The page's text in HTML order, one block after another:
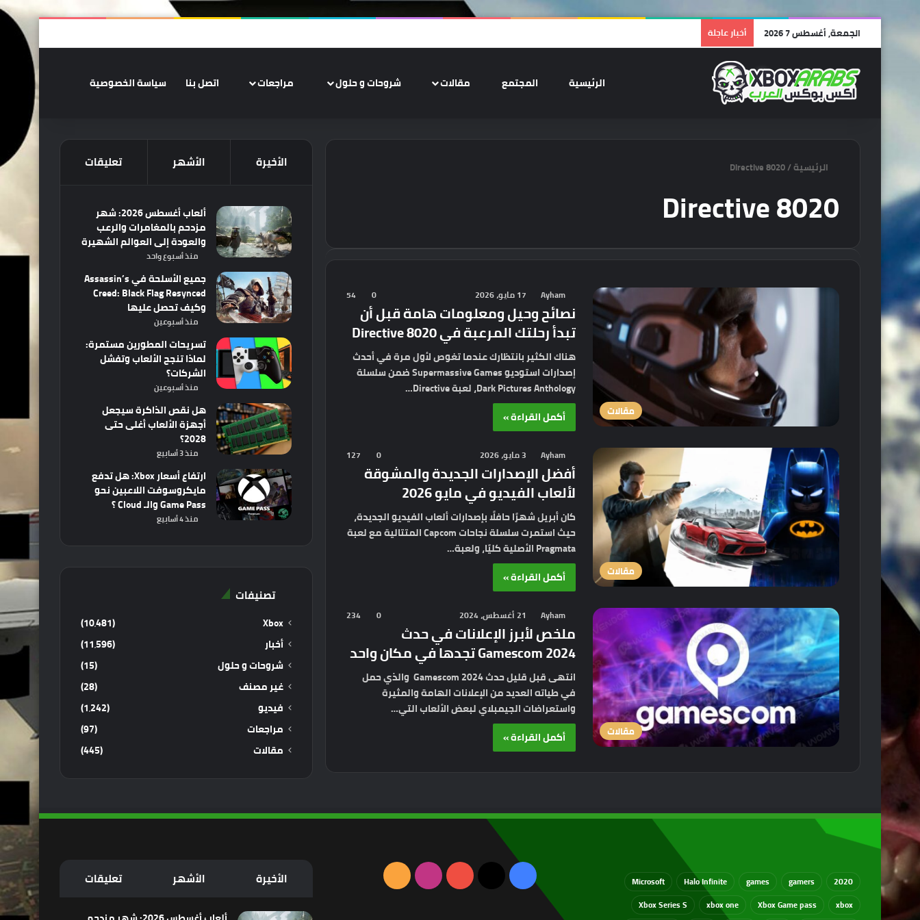
الجمعة, أغسطس 7 2026 أخبار عاجلة ملخص الموقع RSS
تسجيل
الرئيسية المجتمع مقالات شروحات و حلول مراجعات اتصل بنا سياسة الخصوصية الوضع
الرئيسية/
Directive 8020
Directive 8020
مقالات
Ayham 17 مايو، 2026 0
54
نصائح وحيل ومعلومات هامة قبل أن
تبدأ رحلتك المرعبة في Directive 8020
هناك الكثير بانتظارك عندما تغوص لأول مرة في أحدث
إصدارات استوديو Supermassive Games ضمن سلسلة
Dark Pictures Anthology، لعبة Directive…
أكمل القراءة »
مقالات
Ayham 3 مايو، 2026 0
127
أفضل الإصدارات الجديدة والمشوقة
لألعاب الفيديو في مايو 2026
كان أبريل شهرًا حافلًا بإصدارات ألعاب الفيديو الجديدة،
حيث استمرت سلسلة نجاحات Capcom المتتالية مع لعبة
Pragmata الأصلية كليًا، ولعبة…
أكمل القراءة »
مقالات
Ayham 21 أغسطس، 2024 0
234
ملخص لأبرز الإعلانات في حدث
Gamescom 2024 تجدها في مكان واحد
انتهى قبل قليل حدث Gamescom 2024 والذي حمل
في طياته العديد من الإعلانات الهامة والمثيرة
واستعراضات الجيمبلاي لبعض الألعاب التي…
أكمل القراءة »
الأخيرة الأشهر تعليقات
ألعاب أغسطس 2026: شهر
مزدحم بالمغامرات والرعب
والعودة إلى العوالم الشهيرة
منذ أسبوع واحد
جميع الأسلحة في Assassin’s
Creed: Black Flag Resynced
وكيف تحصل عليها
منذ أسبوعين
تسريحات المطورين مستمرة:
لماذا تنجح الألعاب وتفشل
الشركات؟
منذ أسبوعين
هل نقص الذاكرة سيجعل
أجهزة الألعاب أغلى حتى
2028؟
منذ 3 أسابيع
ارتفاع أسعار Xbox: هل تدفع
مايكروسوفت اللاعبين نحو
Game Pass والـ Cloud ؟
منذ 4 أسابيع
تصنيفات
Xbox
(10٬481)
أخبار
(11٬596)
شروحات و حلول
(15)
غير مصنف
(28)
فيديو
(1٬242)
مراجعات
(97)
مقالات
(445)
2020
gamers
games
Halo Infinite
Microsoft
xbox
Xbox Game pass
xbox one
Xbox Series S
فيسبوك
‫X
‫YouTubeانستقرامملخص
الأخيرة الأشهر تعليقات